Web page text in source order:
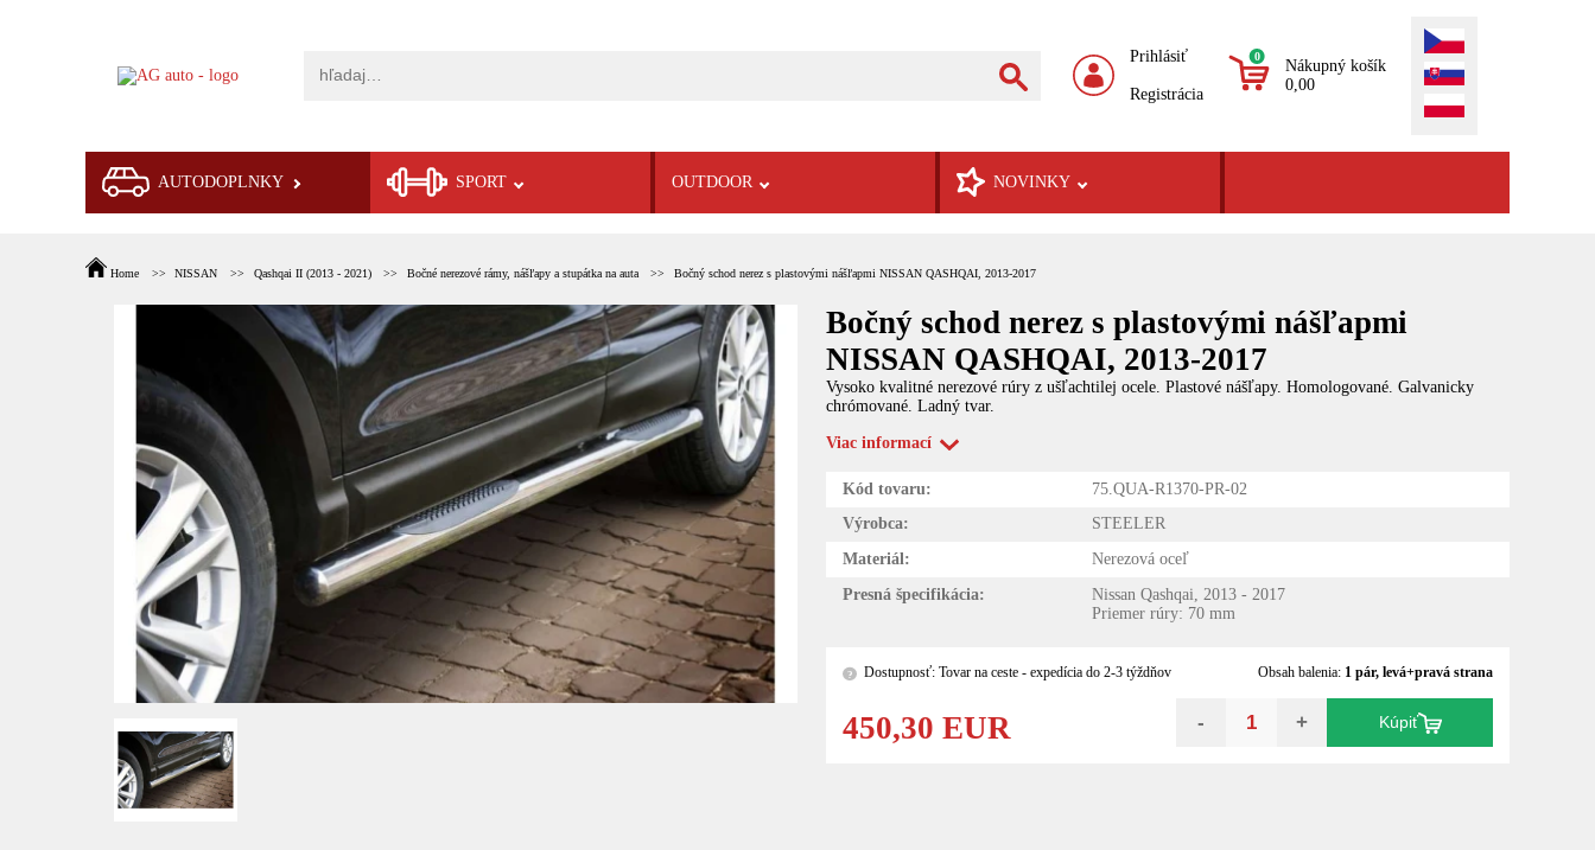
Prihlásiť
Registrácia
0
Nákupný košík
0,00
AUTODOPLNKY SPORT OUTDOOR NOVINKY
Home NISSAN Qashqai II (2013 - 2021) Bočné nerezové rámy, nášľapy a stupátka na auta Bočný schod nerez s plastovými nášľapmi NISSAN QASHQAI, 2013-2017
Bočný schod nerez s plastovými nášľapmi
NISSAN QASHQAI, 2013-2017
Vysoko kvalitné nerezové rúry z ušľachtilej ocele. Plastové nášľapy. Homologované. Galvanicky
chrómované. Ladný tvar.
Viac informací
Kód tovaru:
75.QUA-R1370-PR-02
Výrobca:
STEELER
Materiál:
Nerezová oceľ
Presná špecifikácia:
Nissan Qashqai, 2013 - 2017
Priemer rúry: 70 mm
? Dostupnosť: Tovar na ceste - expedícia do 2-3 týždňov Obsah balenia: 1 pár, levá+pravá strana
450,30 EUR - + Kúpiť